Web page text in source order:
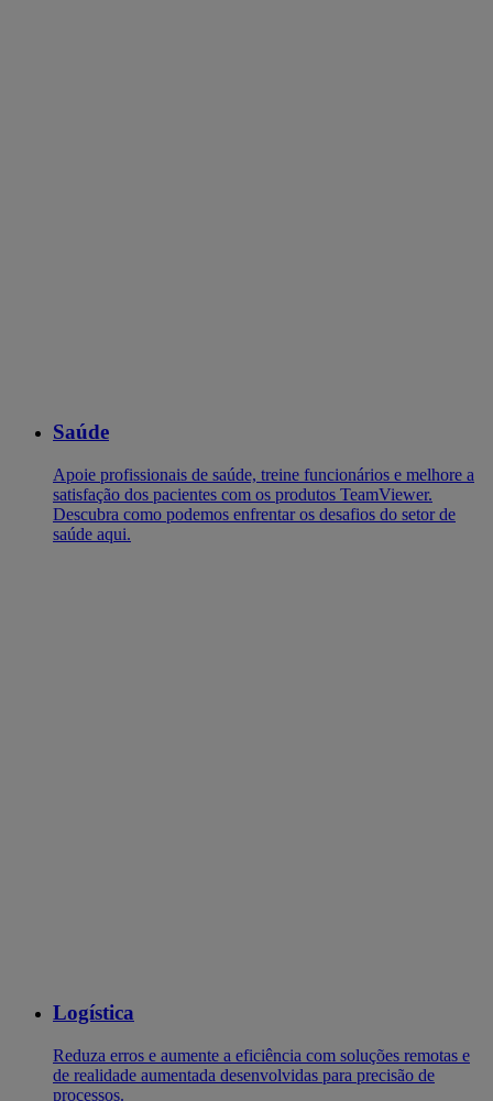
Saúde
‌Apoie profissionais de saúde, treine funcionários e melhore a
satisfação dos pacientes com os produtos TeamViewer.
Descubra como podemos enfrentar os desafios do setor de
saúde aqui.
Logística
Reduza erros e aumente a eficiência com soluções remotas e
de realidade aumentada desenvolvidas para precisão de
processos.